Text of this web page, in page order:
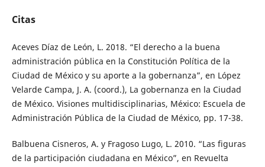
Citas
Aceves Díaz de León, L. 2018. “El derecho a la buena
administración pública en la Constitución Política de la
Ciudad de México y su aporte a la gobernanza”, en López
Velarde Campa, J. A. (coord.), La gobernanza en la Ciudad
de México. Visiones multidisciplinarias, México: Escuela de
Administración Pública de la Ciudad de México, pp. 17-38.
Balbuena Cisneros, A. y Fragoso Lugo, L. 2010. “Las figuras
de la participación ciudadana en México”, en Revuelta